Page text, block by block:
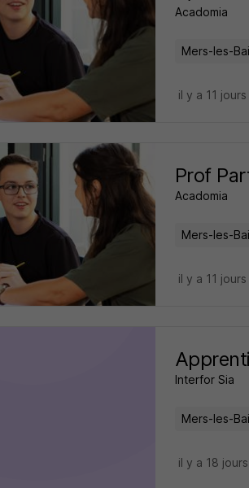
Acadomia
Mers-les-
il y a 11 jours
Prof
Acadomia
Mers-les-
il y a 11 jours
Interfor Sia
Mers-les-
il y a 18 jours